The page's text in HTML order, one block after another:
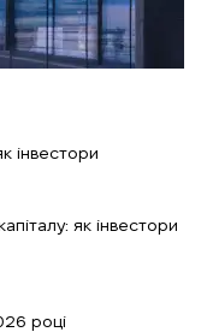
як інвестори
році